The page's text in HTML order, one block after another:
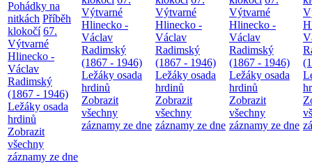
Pohádky na
nitkách Příběh
klokočí 67.
Výtvarné
Hlinecko -
Václav
Radimský
(1867 - 1946)
Ležáky osada
hrdinů
Zobrazit
všechny
záznamy ze dne
Výtvarné
Hlinecko -
Václav
Radimský
(1867 - 1946)
Ležáky osada
hrdinů
Zobrazit
všechny
záznamy ze dne
Výtvarné
Hlinecko -
Václav
Radimský
(1867 - 1946)
Ležáky osada
hrdinů
Zobrazit
všechny
záznamy ze dne
Výtvarné
Hlinecko -
Václav
Radimský
(1867 - 1946)
Ležáky osada
hrdinů
Zobrazit
všechny
záznamy ze dne